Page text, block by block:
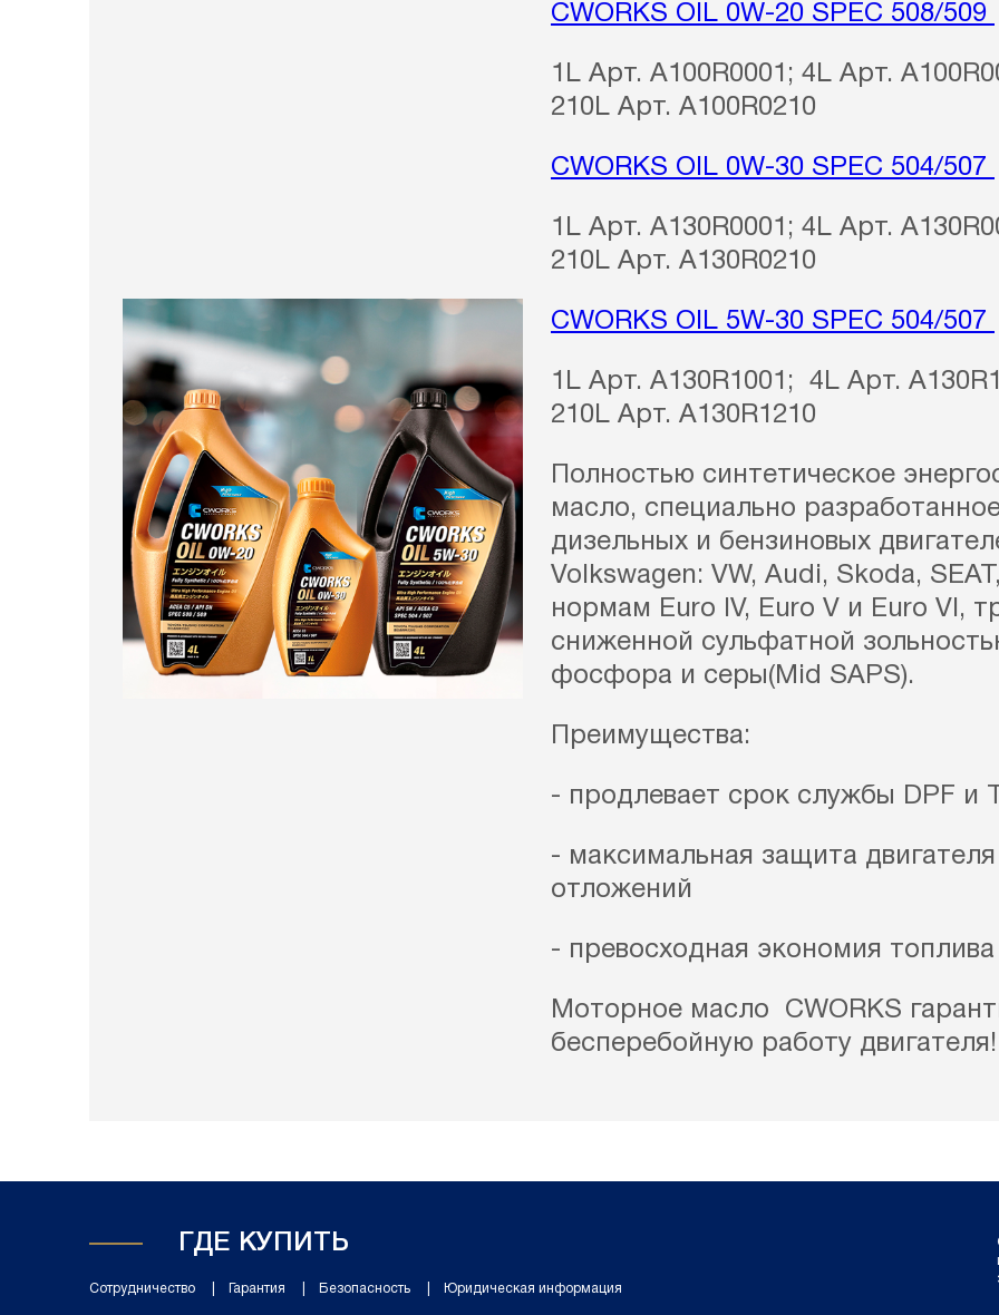
CWORKS OIL 0W-20 SPEC 508/509
1L Арт. A100R0001; 4L Арт.
210L Арт. A100R0210
CWORKS OIL 0W-30 SPEC 504/507
1L Арт. A130R0001; 4L Арт.
210L Арт. A130R0210
CWORKS OIL 5W-30 SPEC 504/507
1L Арт. A130R1001; 4L Арт.
210L Арт. A130R1210
Полностью синтетическое
масло, специально
дизельных и бензиновых
Volkswagen: VW, Audi, Skoda,
нормам Euro IV, Euro V и Euro VI,
сниженной сульфатной
фосфора и серы(Mid SAPS).
Преимущества:
- продлевает срок службы DPF и
- максимальная защита
отложений
- превосходная экономия
Моторное масло CWORKS
бесперебойную работу двигателя!
ГДЕ КУПИТЬ
Сотрудничество Гарантия Безопасность Юридическая информация